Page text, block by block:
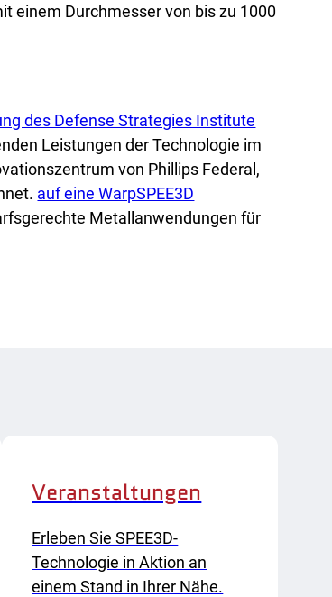
einem Durchmesser von bis zu 1000
des Defense Strategies Institute
Leistungen der Technologie im
von Phillips Federal,
auf eine WarpSPEE3D
Metallanwendungen für
Veranstaltungen
Erleben Sie SPEE3D-
Technologie in Aktion an
einem Stand in Ihrer Nähe.